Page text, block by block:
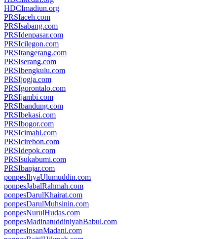
HDCImadiun.org
PRSIaceh.com
PRSIsabang.com
PRSIdenpasar.com
PRSIcilegon.com
PRSItangerang.com
PRSIserang.com
PRSIbengkulu.com
PRSIjogja.com
PRSIgorontalo.com
PRSIjambi.com
PRSIbandung.com
PRSIbekasi.com
PRSIbogor.com
PRSIcimahi.com
PRSIcirebon.com
PRSIdepok.com
PRSIsukabumi.com
PRSIbanjar.com
ponpesIhyaUlumuddin.com
ponpesJabalRahmah.com
ponpesDarulKhairat.com
ponpesDarulMuhsinin.com
ponpesNurulHudas.com
ponpesMadinatuddiniyahBabul.com
ponpesInsanMadani.com